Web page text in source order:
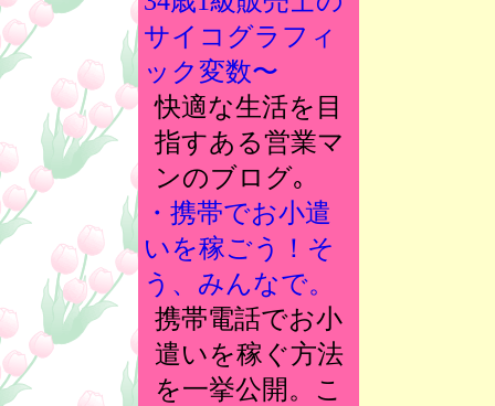
サイコグラフィ
ック変数〜
快適な生活を目
指すある営業マ
ンのブログ｡
・携帯でお小遣
いを稼ごう！そ
う、みんなで。
携帯電話でお小
遣いを稼ぐ方法
を一挙公開。こ